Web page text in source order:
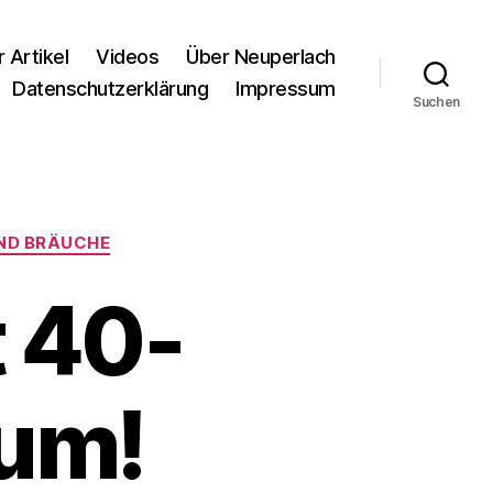
Artikel Videos
Über Neuperlach
Datenschutzerklärung
Impressum
Suchen
BRÄUCHE
40-